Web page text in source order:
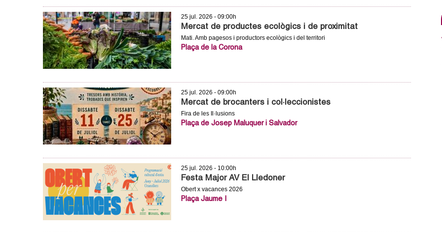
m
e
n
d
e
G
r
n
o
25 jul. 2026 - 09:00h
Mercat de productes ecològics i de proximitat
Mati. Amb pagesos i productors ecològics i del territori
Plaça de la Corona
25 jul. 2026 - 09:00h
Mercat de brocanters i col·leccionistes
Fira de les Il·lusions
Plaça de Josep Maluquer i Salvador
25 jul. 2026 - 10:00h
Festa Major AV El Lledoner
Obert x vacances 2026
Plaça Jaume I